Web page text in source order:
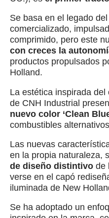
Se basa en el legado
comercializado,
comprimido, pero este
con creces la
productos propulsados
Holland.
La estética inspirada
de CNH Industrial
nuevo color ‘Clean
combustibles
Las nuevas
en la propia naturaleza,
de diseño distintivo de
verse en el capó
iluminada de New
Se ha adoptado un